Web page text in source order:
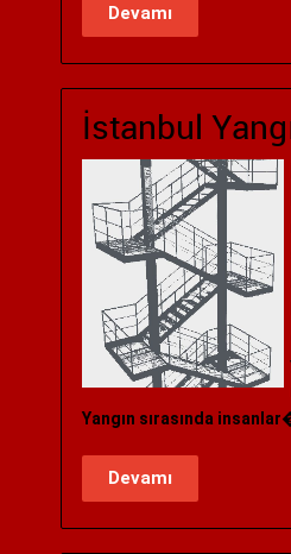
Devamı
İstanbul
Yangın sırasında
Devamı